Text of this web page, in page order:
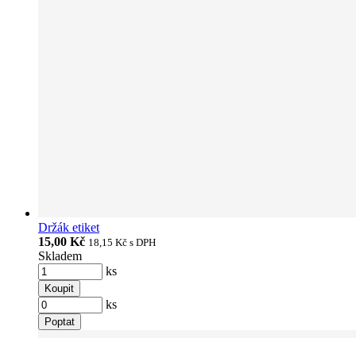
Držák etiket
15,00 Kč 18,15 Kč s DPH
Skladem
ks
Koupit
ks
Poptat